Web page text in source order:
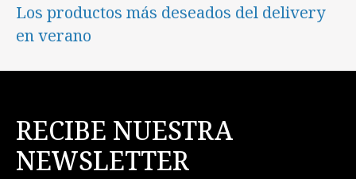
Los productos más deseados del delivery
en verano
RECIBE NUESTRA
NEWSLETTER